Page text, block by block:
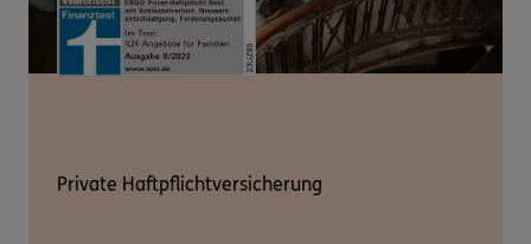
Private Haftpflichtversicherung